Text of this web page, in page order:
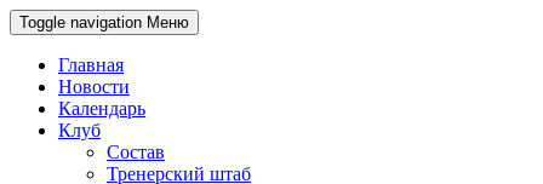
Toggle navigation Меню
Главная
Новости
Календарь
Клуб
Состав
Тренерский штаб